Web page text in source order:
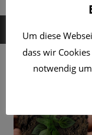
MENÜ
SCHLAGWORT:
Um diese
dass wir
notwendig